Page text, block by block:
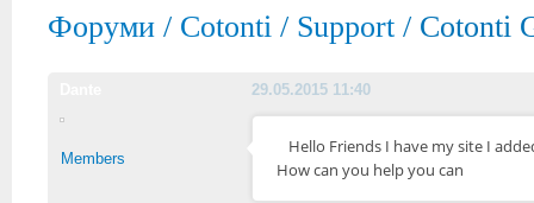
Форуми / Cotonti / Support / Cotonti
29.05.2015 11:40
Members
Hello Friends I have my site I
How can you help you can